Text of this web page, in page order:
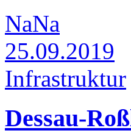
NaNa
25.09.2019
Infrastruktur
Dessau-